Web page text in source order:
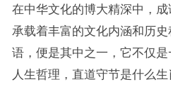
在中华文化的博大精深中，成
承载着丰富的文化内涵和历
语，便是其中之一，它不仅
人生哲理，直道守节是什么